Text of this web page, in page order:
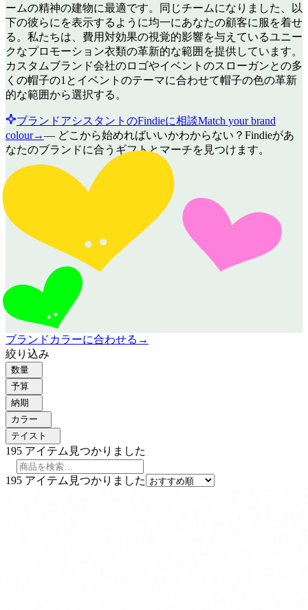
ームの精神の建物に最適です。同じチームになりました、以
下の彼らにを表示するように均一にあなたの顧客に服を着せ
る。私たちは、費用対効果の視覚的影響を与えているユニー
クなプロモーション衣類の革新的な範囲を提供しています。
カスタムブランド会社のロゴやイベントのスローガンとの多
くの帽子の1とイベントのテーマに合わせて帽子の色の革新
的な範囲から選択する。
ブランドアシスタントのFindieに相談Match your brand
colour→— どこから始めればいいかわからない？Findieがあ
なたのブランドに合うギフトとマーチを見つけます。
ブランドカラーに合わせる →
絞り込み
数量
予算
納期
カラー
テイスト
195 アイテム見つかりました
195 アイテム見つかりました